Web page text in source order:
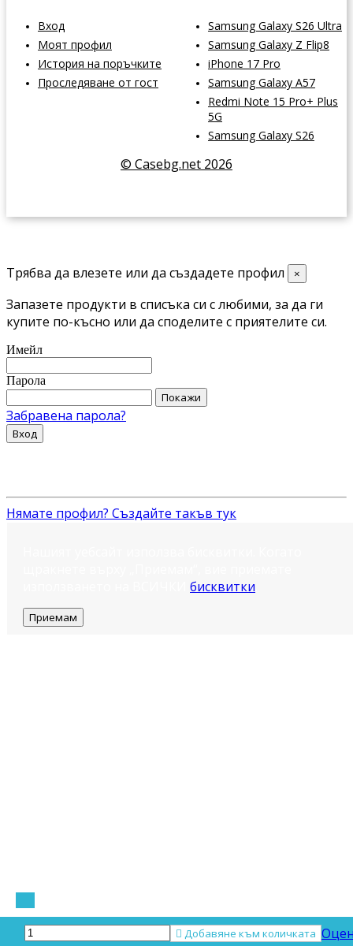
 Добавяне към количката
Вход
Моят профил
История на поръчките
Проследяване от гост
Samsung Galaxy S26 Ultra
Samsung Galaxy Z Flip8
iPhone 17 Pro
Samsung Galaxy A57
Redmi Note 15 Pro+ Plus
5G
Samsung Galaxy S26
© Casebg.net 2026
Трябва да влезете или да създадете профил ×
Запазете продукти в списъка си с любими, за да ги
купите по-късно или да споделите с приятелите си.
Имейл
Парола
Покажи
Забравена парола?
Вход
Нямате профил? Създайте такъв тук
бисквитки
Приемам